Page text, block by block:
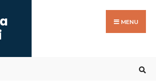
MENU